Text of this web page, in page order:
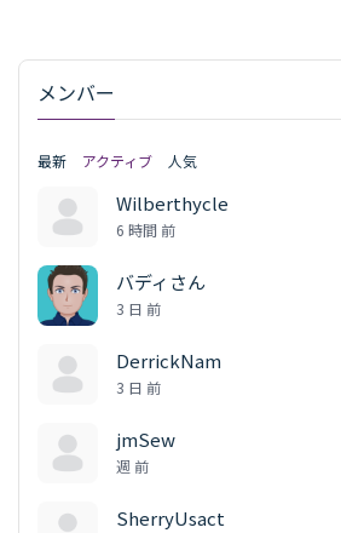
メンバー
最新 アクティブ 人気
Wilberthycle
6 時間 前
バディさん
3 日 前
DerrickNam
3 日 前
jmSew
週 前
SherryUsact